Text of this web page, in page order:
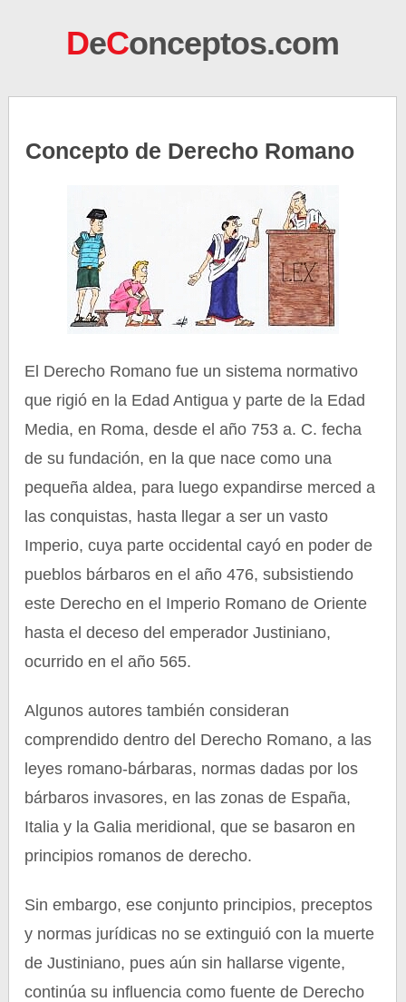
DeConceptos.com
Concepto de Derecho Romano
El Derecho Romano fue un sistema normativo
que rigió en la Edad Antigua y parte de la Edad
Media, en Roma, desde el año 753 a. C. fecha
de su fundación, en la que nace como una
pequeña aldea, para luego expandirse merced a
las conquistas, hasta llegar a ser un vasto
Imperio, cuya parte occidental cayó en poder de
pueblos bárbaros en el año 476, subsistiendo
este Derecho en el Imperio Romano de Oriente
hasta el deceso del emperador Justiniano,
ocurrido en el año 565.
Algunos autores también consideran
comprendido dentro del Derecho Romano, a las
leyes romano-bárbaras, normas dadas por los
bárbaros invasores, en las zonas de España,
Italia y la Galia meridional, que se basaron en
principios romanos de derecho.
Sin embargo, ese conjunto principios, preceptos
y normas jurídicas no se extinguió con la muerte
de Justiniano, pues aún sin hallarse vigente,
continúa su influencia como fuente de Derecho